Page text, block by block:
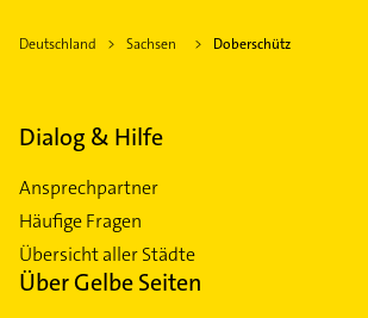
Deutschland Sachsen Doberschütz
Dialog & Hilfe
Ansprechpartner
Häufige Fragen
Übersicht aller Städte
Über Gelbe Seiten